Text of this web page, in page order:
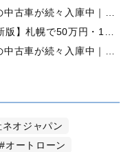
【最新在庫入荷】札幌・函館で人気の中古車が続々入庫中｜早い者勝ち！【ダイハツ ムーヴコンテ660L 4WD】
第2弾 Part6 【完全版】【2026年最新版】札幌で50万円・100万円・150万円ならどんな中古車が買える？予算別中古車選び完全ガイド
【最新在庫入荷】札幌・函館で人気の中古車が続々入庫中｜早い者勝ち！【トヨタ ヴォクシー2.0ZS煌Ⅱ 4WD】
オジャパン
オートローン